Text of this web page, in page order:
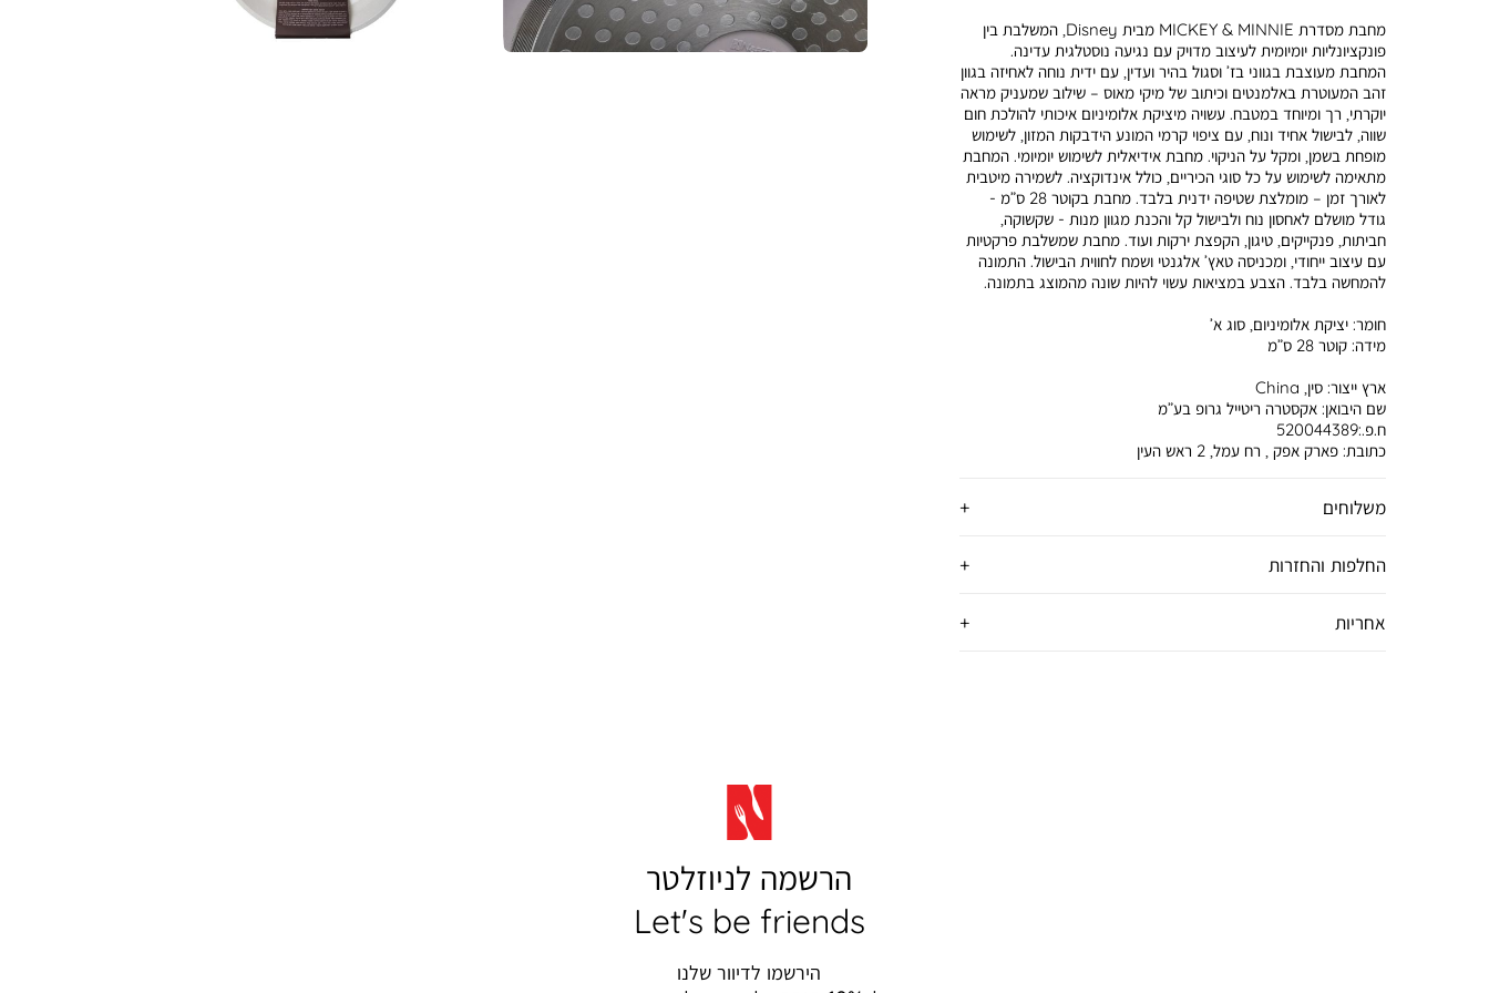
מחבת מסדרת MICKEY & MINNIE מבית Disney, המשלבת בין
פונקציונליות יומיומית לעיצוב מדויק עם נגיעה נוסטלגית עדינה.
המחבת מעוצבת בגווני בז’ וסגול בהיר ועדין, עם ידית נוחה לאחיזה בגוון
זהב המעוטרת באלמנטים וכיתוב של מיקי מאוס – שילוב שמעניק מראה
יוקרתי, רך ומיוחד במטבח. עשויה מיציקת אלומיניום איכותי להולכת חום
שווה, לבישול אחיד ונוח, עם ציפוי קרמי המונע הידבקות המזון, לשימוש
מופחת בשמן, ומקל על הניקוי. מחבת אידיאלית לשימוש יומיומי. המחבת
מתאימה לשימוש על כל סוגי הכיריים, כולל אינדוקציה. לשמירה מיטבית
לאורך זמן – מומלצת שטיפה ידנית בלבד. מחבת בקוטר 28 ס”מ -
גודל מושלם לאחסון נוח ולבישול קל והכנת מגוון מנות - שקשוקה,
חביתות, פנקייקים, טיגון, הקפצת ירקות ועוד. מחבת שמשלבת פרקטיות
עם עיצוב ייחודי, ומכניסה טאץ’ אלגנטי ושמח לחווית הבישול. התמונה
להמחשה בלבד. הצבע במציאות עשוי להיות שונה מהמוצג בתמונה.
חומר:יציקת אלומיניום, סוג א’
מידה:קוטר 28 ס”מ
ארץ ייצור:סין, China
שם היבואן:אקסטרה ריטייל גרופ בע”מ
ח.פ.:520044389
כתובת:פארק אפק , רח עמל, 2 ראש העין
משלוחים
החלפות והחזרות
אחריות
הרשמה לניוזלטר
Let's be friends
הירשמו לדיוור שלנו